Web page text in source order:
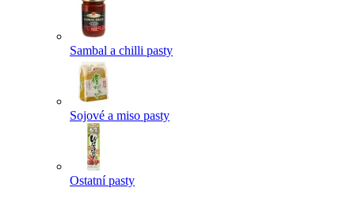
Sambal a chilli pasty
Sojové a miso pasty
Ostatní pasty